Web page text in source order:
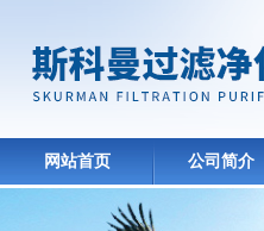
网站首页 公司简介